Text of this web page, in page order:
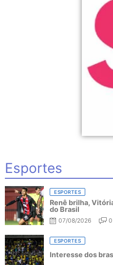
Esportes
ESPORTES
Renê brilha,
do Brasil
07/08/2026 0
ESPORTES
Interesse dos